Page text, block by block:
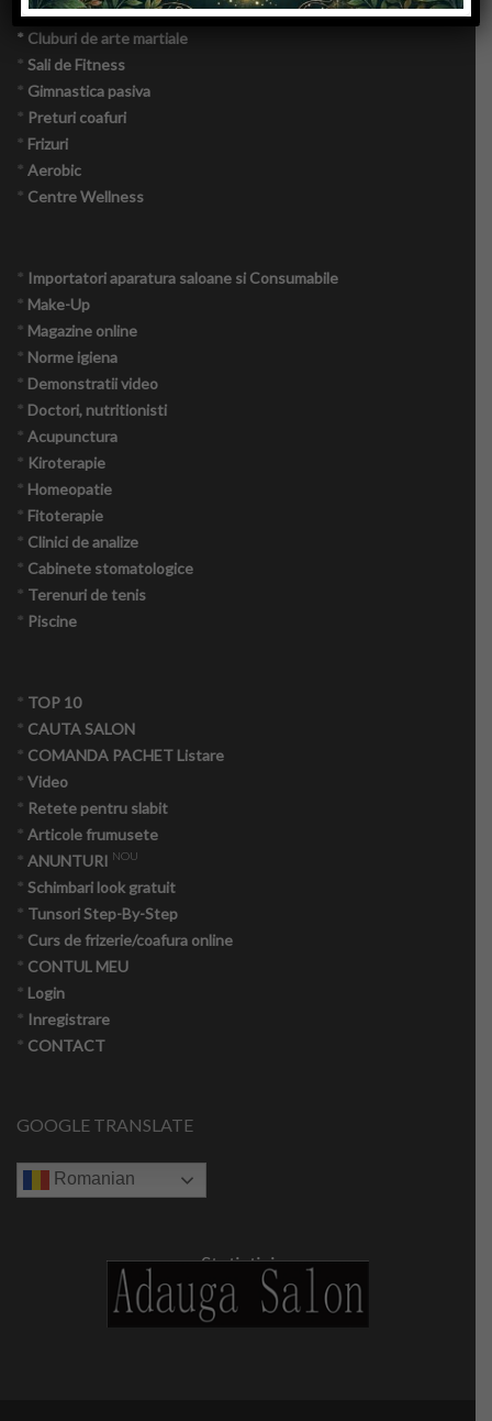
Culinar
Cuplu
Moda
Sanatate
Coafor Virtual
Make-up Virtual App
Make-up Virtual iOS
Produse naturiste
Nutritie
Onco – nutritie
Psihologie crestin ortodoxa
Navigatori pacienti oncologici
Saloane piercing
* Cluburi de arte martiale
* Sali de Fitness
* Gimnastica pasiva
* Preturi coafuri
* Frizuri
* Aerobic
* Centre Wellness
* Importatori aparatura saloane si Consumabile
* Make-Up
* Magazine online
* Norme igiena
* Demonstratii video
* Doctori, nutritionisti
* Acupunctura
* Kiroterapie
* Homeopatie
* Fitoterapie
* Clinici de analize
* Cabinete stomatologice
* Terenuri de tenis
* Piscine
* TOP 10
* CAUTA SALON
* COMANDA PACHET Listare
* Video
* Retete pentru slabit
* Articole frumusete
* ANUNTURI NOU
* Schimbari look gratuit
* Tunsori Step-By-Step
* Curs de frizerie/coafura online
* CONTUL MEU
* Login
* Inregistrare
* CONTACT
GOOGLE TRANSLATE
Romanian
Statistici